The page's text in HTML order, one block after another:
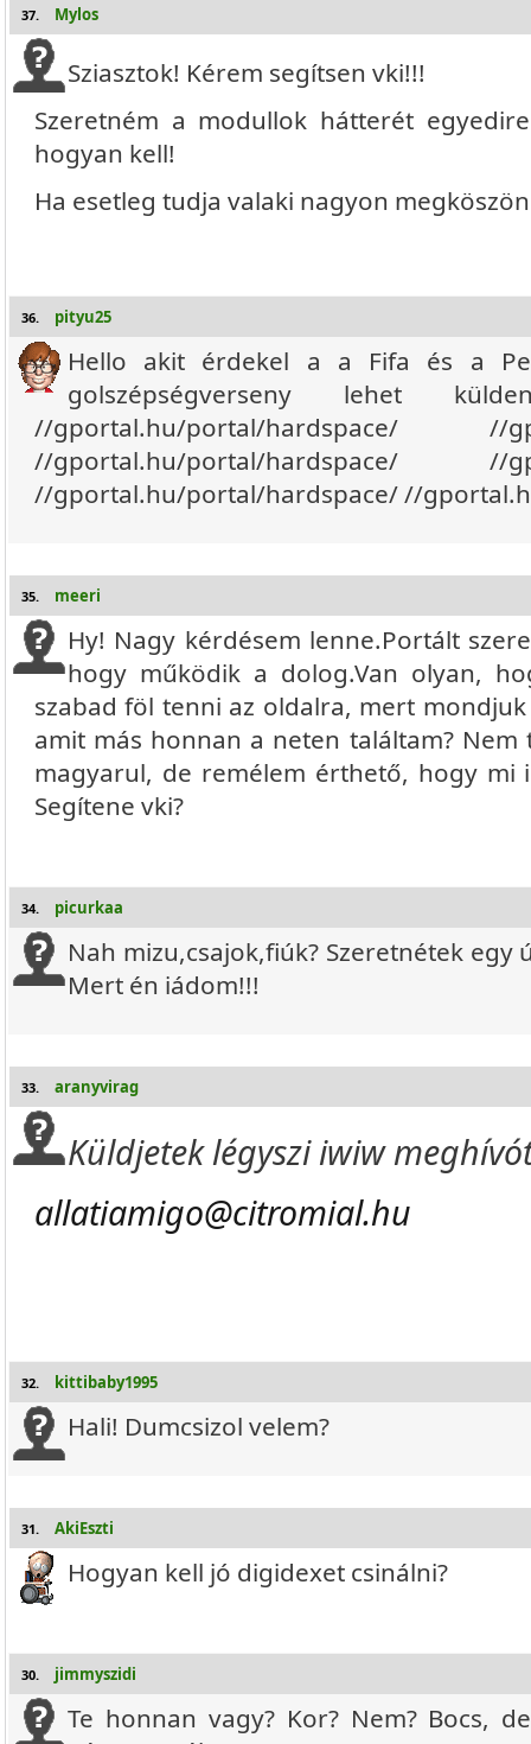
37. Mylos
Sziasztok! Kérem segítsen vki!!!
Szeretném a modullok hátterét
hogyan kell!
Ha esetleg tudja valaki nagyon
36. pityu25
Hello akit érdekel a a Fifa és a
golszépségverseny lehet
//gportal.hu/portal/hardspace/ //
//gportal.hu/portal/hardspace/ //
//gportal.hu/portal/hardspace/ //
35. meeri
Hy! Nagy kérdésem lenne.Portált
hogy működik a dolog.Van olyan,
szabad föl tenni az oldalra, mert
amit más honnan a neten találtam?
magyarul, de remélem érthető, hogy mi
Segítene vki?
34. picurkaa
Nah mizu,csajok,fiúk? Szeretnétek egy
Mert én iádom!!!
33. aranyvirag
Küldjetek légyszi iwiw
allatiamigo@citromial.hu
32. kittibaby1995
Hali! Dumcsizol velem?
31. AkiEszti
Hogyan kell jó digidexet csinálni?
30. jimmyszidi
Te honnan vagy? Kor? Nem? Bocs,